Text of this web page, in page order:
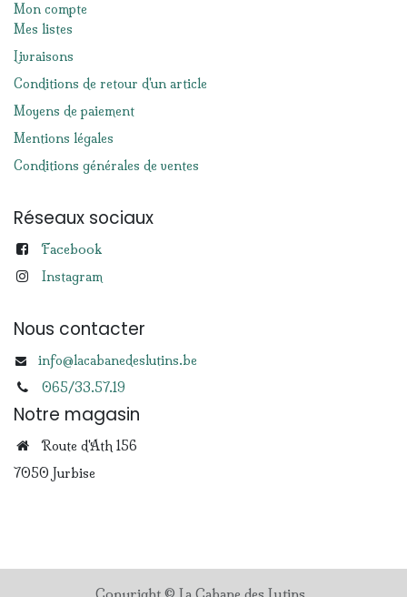
Mon compte
Mes listes
Livraisons
Conditions de retour d'un article
Moyens de paiement
Mentions légales
Conditions générales de ventes
Réseaux sociaux
Facebook
Instagram
Nous contacter
info@lacabanedeslutins.be
065/33.57.19
Notre magasin
Route d'Ath 156
7050 Jurbise